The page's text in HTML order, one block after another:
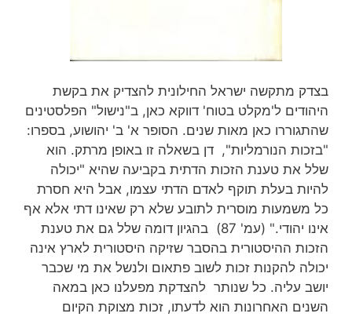
בצדק מתקשה ישראל החילונית להצדיק את בקשת
היהודים ל'מקלט בטוח' דווקא כאן, ב"נישול" הפלסטינים
שהתגוררו כאן מאות שנים. הסופר א' ב' יהושוע, בספרו:
"בזכות הנורמליות", דן בשאלה זו באופן מרתק. הוא
שלל את טענת הזכות הדתית בקביעה שהיא "יכולה
להיות בעלת תוקף לאדם הדתי עצמו, אבל היא חסרת
כל משמעות מוסרית לתובע שלא רק שאינו דתי אלא אף
אינו יהודי." (עמ' 87) בהגיון דומה שלל גם את טענת
הזכות ההיסטורית בהסבר שזיקה היסטורית לארץ אינה
יכולה להקנות זכות לשוב פתאום ולנשל את מי שכבר
יושב עליה. כל שנותר להצדקת מפעלנו כאן במאה
השנים האחרונות הוא לדעתו, זכות מצוקת הקיום